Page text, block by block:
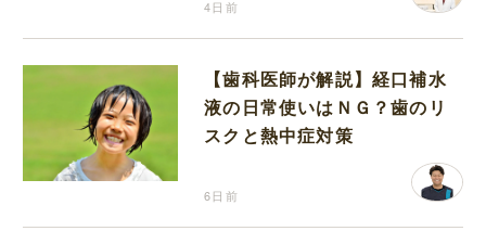
4日前
【歯科医師が解説】経口補水
液の日常使いはＮＧ？歯のリ
スクと熱中症対策
6日前